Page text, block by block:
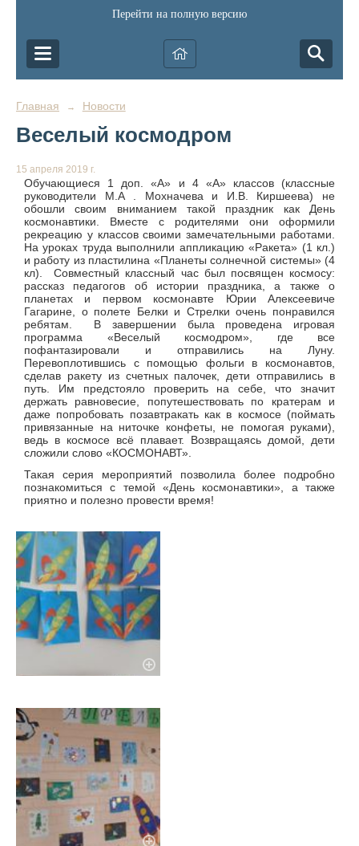
Перейти на полную версию
Главная → Новости
Веселый космодром
15 апреля 2019 г.
Обучающиеся 1 доп. «А» и 4 «А» классов (классные
руководители М.А . Мохначева и И.В. Киршеева) не
обошли своим вниманием такой праздник как День
космонавтики. Вместе с родителями они оформили
рекреацию у классов своими замечательными работами.
На уроках труда выполнили аппликацию «Ракета» (1 кл.)
и работу из пластилина «Планеты солнечной системы» (4
кл). Совместный классный час был посвящен космосу:
рассказ педагогов об истории праздника, а также о
планетах и первом космонавте Юрии Алексеевиче
Гагарине, о полете Белки и Стрелки очень понравился
ребятам. В завершении была проведена игровая
программа «Веселый космодром», где все
пофантазировали и отправились на Луну.
Перевоплотившись с помощью фольги в космонавтов,
сделав ракету из счетных палочек, дети отправились в
путь. Им предстояло проверить на себе, что значит
держать равновесие, попутешествовать по кратерам и
даже попробовать позавтракать как в космосе (поймать
привязанные на ниточке конфеты, не помогая руками),
ведь в космосе всё плавает. Возвращаясь домой, дети
сложили слово «КОСМОНАВТ».
Такая серия мероприятий позволила более подробно
познакомиться с темой «День космонавтики», а также
приятно и полезно провести время!